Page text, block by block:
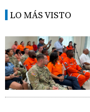
LO MÁS VISTO